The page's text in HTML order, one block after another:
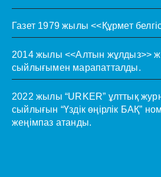
Газет 1979 жылы <<Құрмет
2014 жылы <<Алтын жұлдыз>>
сыйлығымен марапатталды.
2022 жылы “URKER” ұлттық
сыйлығын “Үздік өңірлік БАҚ”
жеңімпаз атанды.